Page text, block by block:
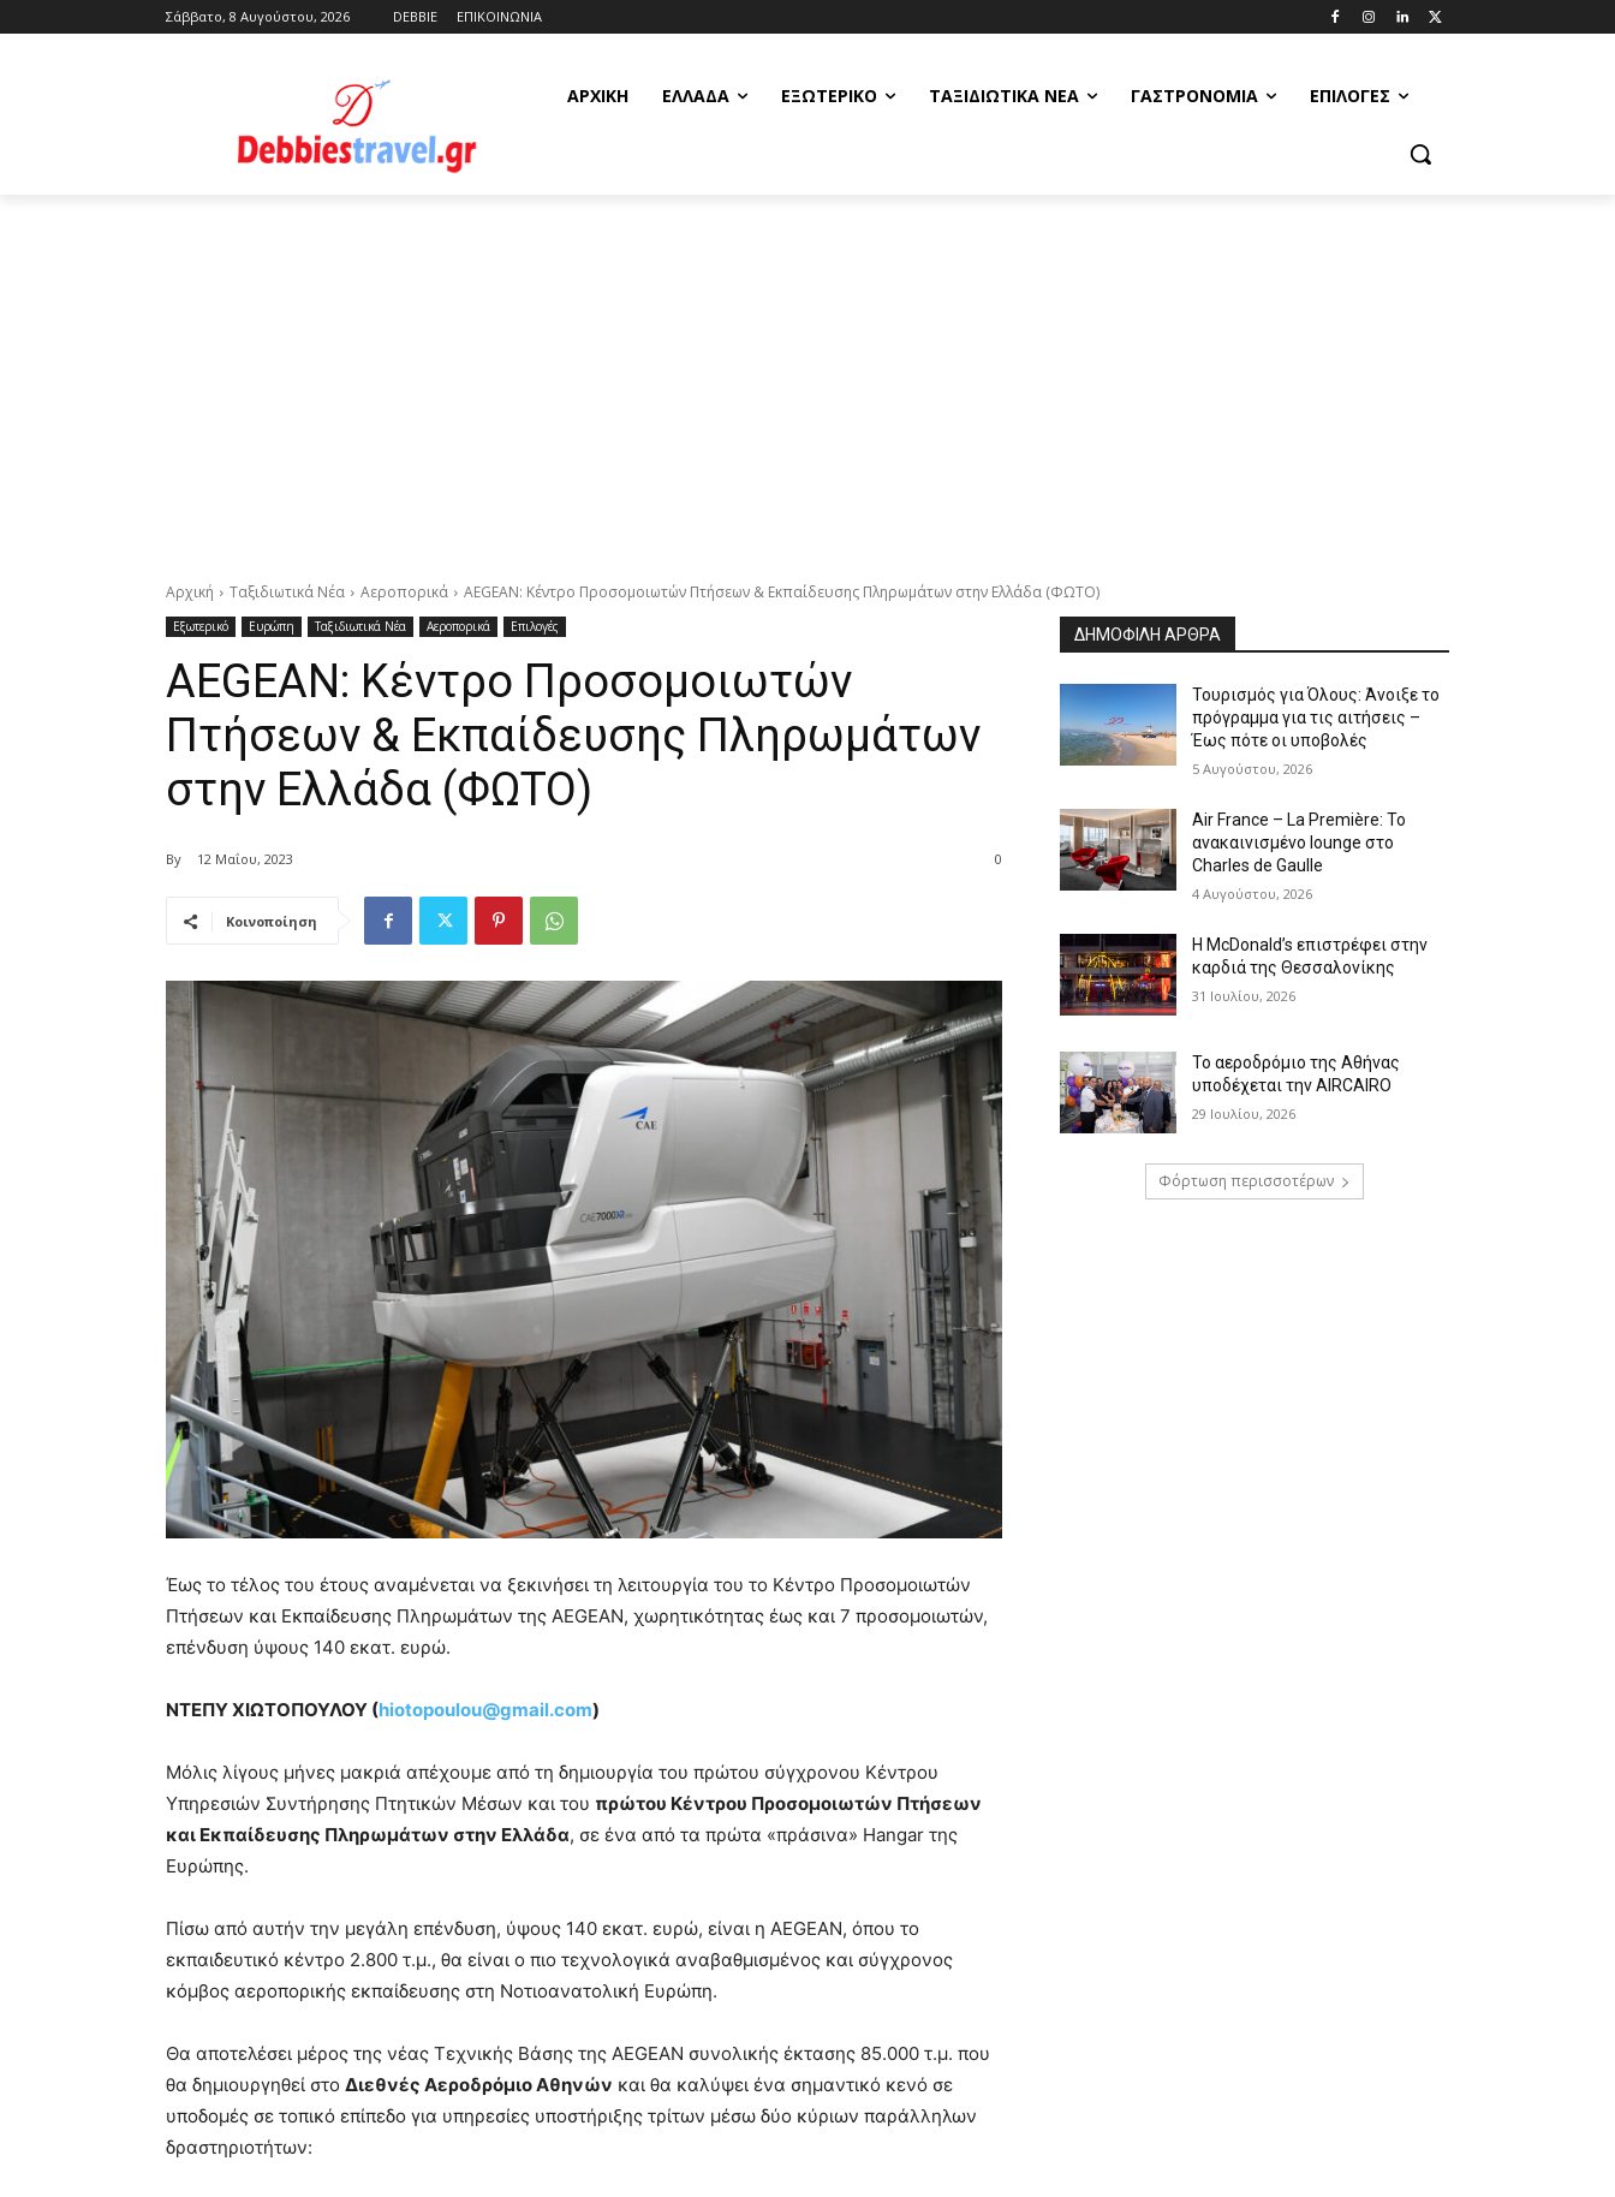
Σάββατο, 8 Αυγούστου, 2026 DEBBIE ΕΠΙΚΟΙΝΩΝΙΑ
ΑΡΧΙΚΗ ΕΛΛΆΔΑ ΕΞΩΤΕΡΙΚΌ ΤΑΞΙΔΙΩΤΙΚΆ ΝΈΑ ΓΑΣΤΡΟΝΟΜΊΑ ΕΠΙΛΟΓΈΣ
Αρχική Ταξιδιωτικά Νέα Αεροπορικά AEGEAN: Κέντρο Προσομοιωτών Πτήσεων & Εκπαίδευσης Πληρωμάτων στην Ελλάδα (ΦΩΤΟ)
Εξωτερικό Ευρώπη Ταξιδιωτικά Νέα Αεροπορικά Επιλογές
AEGEAN: Κέντρο Προσομοιωτών
Πτήσεων & Εκπαίδευσης Πληρωμάτων
στην Ελλάδα (ΦΩΤΟ)
By 12 Μαΐου, 2023 0
Κοινοποίηση
Έως το τέλος του έτους αναμένεται να ξεκινήσει τη λειτουργία του το Κέντρο Προσομοιωτών
Πτήσεων και Εκπαίδευσης Πληρωμάτων της AEGEAN, χωρητικότητας έως και 7 προσομοιωτών,
επένδυση ύψους 140 εκατ. ευρώ.
ΝΤΕΠΥ ΧΙΩΤΟΠΟΥΛΟΥ (hiotopoulou@gmail.com)
Μόλις λίγους μήνες μακριά απέχουμε από τη δημιουργία του πρώτου σύγχρονου Κέντρου
Υπηρεσιών Συντήρησης Πτητικών Μέσων και του πρώτου Κέντρου Προσομοιωτών Πτήσεων
και Εκπαίδευσης Πληρωμάτων στην Ελλάδα, σε ένα από τα πρώτα «πράσινα» Hangar της
Ευρώπης.
Πίσω από αυτήν την μεγάλη επένδυση, ύψους 140 εκατ. ευρώ, είναι η AEGEAN, όπου το
εκπαιδευτικό κέντρο 2.800 τ.μ., θα είναι ο πιο τεχνολογικά αναβαθμισμένος και σύγχρονος
κόμβος αεροπορικής εκπαίδευσης στη Νοτιοανατολική Ευρώπη.
Θα αποτελέσει μέρος της νέας Τεχνικής Βάσης της AEGEAN συνολικής έκτασης 85.000 τ.μ. που
θα δημιουργηθεί στο Διεθνές Αεροδρόμιο Αθηνών και θα καλύψει ένα σημαντικό κενό σε
υποδομές σε τοπικό επίπεδο για υπηρεσίες υποστήριξης τρίτων μέσω δύο κύριων παράλληλων
δραστηριοτήτων:
ΔΗΜΟΦΙΛΗ ΑΡΘΡΑ
Τουρισμός για Όλους: Άνοιξε το
πρόγραμμα για τις αιτήσεις –
Έως πότε οι υποβολές
5 Αυγούστου, 2026
Air France – La Première: Το
ανακαινισμένο lounge στο
Charles de Gaulle
4 Αυγούστου, 2026
Η McDonald’s επιστρέφει στην
καρδιά της Θεσσαλονίκης
31 Ιουλίου, 2026
Το αεροδρόμιο της Αθήνας
υποδέχεται την AIRCAIRO
29 Ιουλίου, 2026
Φόρτωση περισσοτέρων